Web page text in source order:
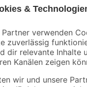
ohne Akku und
59 ,99
nassen Baustellen